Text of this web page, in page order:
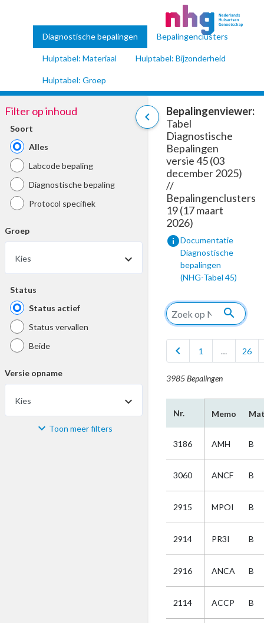
Diagnostische bepalingen Bepalingenclusters
Hulptabel: Materiaal Hulptabel: Bijzonderheid
Hulptabel: Groep
chevron_left
Filter op inhoud
Soort
Alles
Labcode bepaling
Diagnostische bepaling
Protocol specifiek
Groep
Kies
Status
Status actief
Status vervallen
Beide
Versie opname
Kies
Materiaal Toon meer filters
Bepalingenviewer:
Tabel
Diagnostische
Bepalingen
versie 45 (03
december 2025)
//
Bepalingenclusters
19 (17 maart
2026)
infoDocumentatie
Diagnostische
bepalingen
(NHG-Tabel 45)
search
chevron_left 1 … 26
3985 Bepalingen
Nr. Memo
3186 AMH B
3060 ANCF B
2915 MPOI B
2914 PR3I B
2916 ANCA B
2114 ACCP B